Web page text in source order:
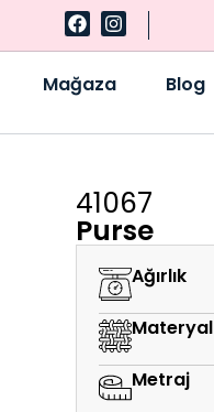
Mağaza Blog
41067
Purse
Ağırlık
Materyal
Metraj